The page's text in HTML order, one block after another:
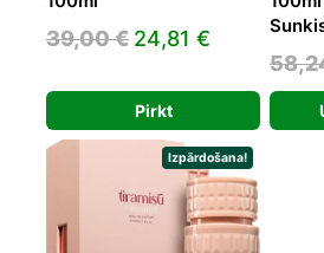
39,00€ Original
was:
39,00 €.
24,81 € Current
24,81 €.
Pirkt
Izpārdošana!